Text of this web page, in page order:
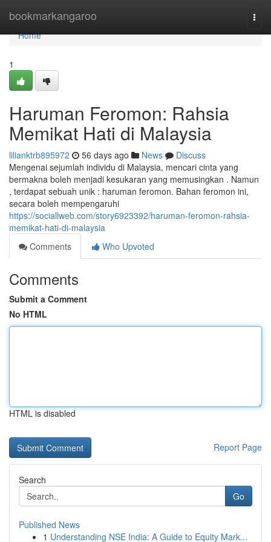
bookmarkangaroo
Home
Home
1
Haruman Feromon: Rahsia
Memikat Hati di Malaysia
lilianktrb895972 56 days ago News
Discuss
Mengenai sejumlah individu di Malaysia, mencari cinta yang
bermakna boleh menjadi kesukaran yang memusingkan . Namun
, terdapat sebuah unik : haruman feromon. Bahan feromon ini,
secara boleh mempengaruhi
https://sociallweb.com/story6923392/haruman-feromon-rahsia-
memikat-hati-di-malaysia
Comments
Who Upvoted
Comments
Submit a Comment
No HTML
HTML is disabled
Report Page
Search
Go
Published News
1 Understanding NSE India: A Guide to Equity Mark...